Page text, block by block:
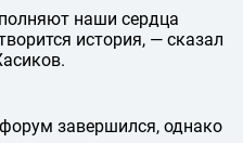
наши сердца
история, — сказал
завершился, однако